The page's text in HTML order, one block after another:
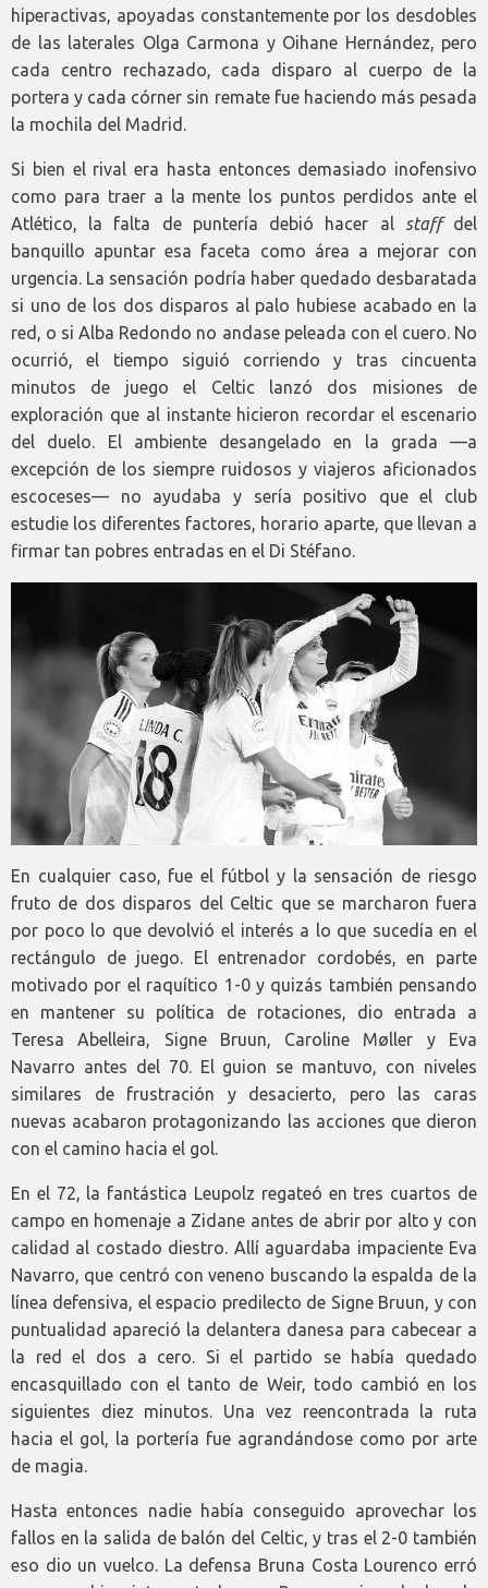
hiperactivas, apoyadas constantemente por los desdobles
de las laterales Olga Carmona y Oihane Hernández, pero
cada centro rechazado, cada disparo al cuerpo de la
portera y cada córner sin remate fue haciendo más pesada
la mochila del Madrid.
Si bien el rival era hasta entonces demasiado inofensivo
como para traer a la mente los puntos perdidos ante el
Atlético, la falta de puntería debió hacer al staffdel
banquillo apuntar esa faceta como área a mejorar con
urgencia. La sensación podría haber quedado desbaratada
si uno de los dos disparos al palo hubiese acabado en la
red, o si Alba Redondo no andase peleada con el cuero. No
ocurrió, el tiempo siguió corriendo y tras cincuenta
minutos de juego el Celtic lanzó dos misiones de
exploración que al instante hicieron recordar el escenario
del duelo. El ambiente desangelado en la grada —a
excepción de los siempre ruidosos y viajeros aficionados
escoceses— no ayudaba y sería positivo que el club
estudie los diferentes factores, horario aparte, que llevan a
firmar tan pobres entradas en el Di Stéfano.
En cualquier caso, fue el fútbol y la sensación de riesgo
fruto de dos disparos del Celtic que se marcharon fuera
por poco lo que devolvió el interés a lo que sucedía en el
rectángulo de juego. El entrenador cordobés, en parte
motivado por el raquítico 1-0 y quizás también pensando
en mantener su política de rotaciones, dio entrada a
Teresa Abelleira, Signe Bruun, Caroline Møller y Eva
Navarro antes del 70. El guion se mantuvo, con niveles
similares de frustración y desacierto, pero las caras
nuevas acabaron protagonizando las acciones que dieron
con el camino hacia el gol.
En el 72, la fantástica Leupolz regateó en tres cuartos de
campo en homenaje a Zidane antes de abrir por alto y con
calidad al costado diestro. Allí aguardaba impaciente Eva
Navarro, que centró con veneno buscando la espalda de la
línea defensiva, el espacio predilecto de Signe Bruun, y con
puntualidad apareció la delantera danesa para cabecear a
la red el dos a cero. Si el partido se había quedado
encasquillado con el tanto de Weir, todo cambió en los
siguientes diez minutos. Una vez reencontrada la ruta
hacia el gol, la portería fue agrandándose como por arte
de magia.
Hasta entonces nadie había conseguido aprovechar los
fallos en la salida de balón del Celtic, y tras el 2-0 también
eso dio un vuelco. La defensa Bruna Costa Lourenco erró